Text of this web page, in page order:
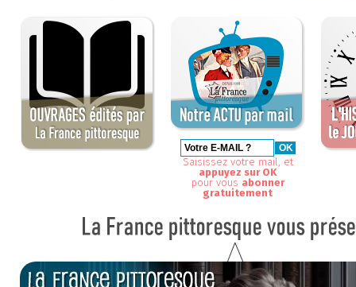
Saisissez votre mail, et
appuyez sur OK
pour vous abonner
gratuitement